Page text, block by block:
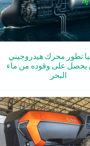
تطور محرك هيدروجيني
يحصل على وقوده من ماء
البحر